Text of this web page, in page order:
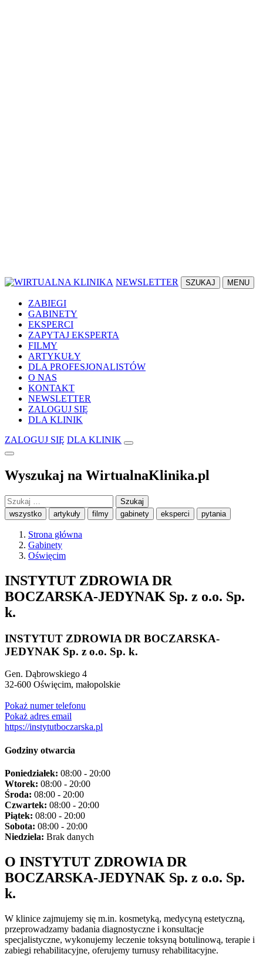
NEWSLETTER SZUKAJ MENU
ZABIEGI
GABINETY
EKSPERCI
ZAPYTAJ EKSPERTA
FILMY
ARTYKUŁY
DLA PROFESJONALISTÓW
O NAS
KONTAKT
NEWSLETTER
ZALOGUJ SIĘ
DLA KLINIK
ZALOGUJ SIĘ DLA KLINIK
Wyszukaj na WirtualnaKlinika.pl
Szukaj:
wszystko artykuły filmy gabinety eksperci pytania
Strona główna
Gabinety
Oświęcim
INSTYTUT ZDROWIA DR
BOCZARSKA-JEDYNAK Sp. z o.o. Sp.
k.
INSTYTUT ZDROWIA DR BOCZARSKA-
JEDYNAK Sp. z o.o. Sp. k.
Gen. Dąbrowskiego 4
32-600 Oświęcim, małopolskie
Pokaż numer telefonu
Pokaż adres email
https://instytutboczarska.pl
Godziny otwarcia
Poniedziałek: 08:00 - 20:00
Wtorek: 08:00 - 20:00
Środa: 08:00 - 20:00
Czwartek: 08:00 - 20:00
Piątek: 08:00 - 20:00
Sobota: 08:00 - 20:00
Niedziela: Brak danych
O INSTYTUT ZDROWIA DR
BOCZARSKA-JEDYNAK Sp. z o.o. Sp.
k.
W klinice zajmujemy się m.in. kosmetyką, medycyną estetyczną,
przeprowadzamy badania diagnostyczne i konsultacje
specjalistyczne, wykonujemy leczenie toksyną botulinową, terapie i
zabiegi rehabilitacyjne, oferujemy turnusy rehabilitacyjne.